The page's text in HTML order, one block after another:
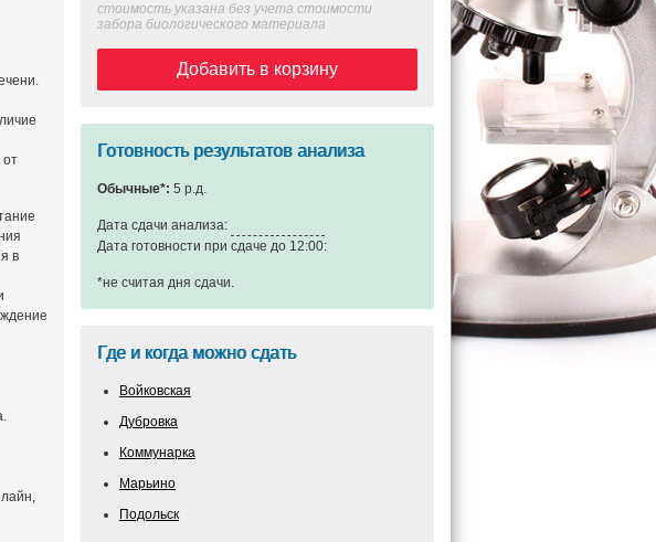
от
в
стоимость указана без учета стоимости
забора биологического материала
Добавить в корзину
Готовность результатов анализа
Обычные*: 5 р.д.
Дата сдачи анализа:
Дата готовности при сдаче до 12:00:
*не считая дня сдачи.
Где и когда можно сдать
Войковская
Дубровка
Коммунарка
Марьино
Подольск